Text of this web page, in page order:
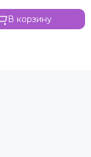
В корзину